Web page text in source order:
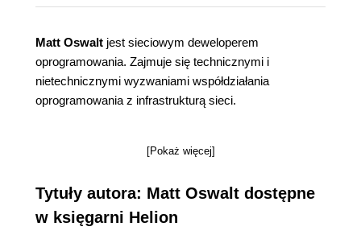
Matt Oswalt jest sieciowym deweloperem
oprogramowania. Zajmuje się technicznymi i
nietechnicznymi wyzwaniami współdziałania
oprogramowania z infrastrukturą sieci.
[Pokaż więcej]
Tytuły autora: Matt Oswalt dostępne
w księgarni Helion